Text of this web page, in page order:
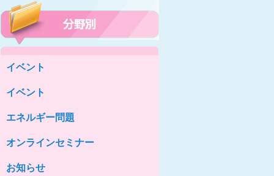
女性の家HELP ネットワークニュー
ス No.87
女性の家HELP ネットワークニュー
女性の家HELP ネットワークニュー
ス No.85
女性の家HELP ネットワークニュー
ス No.82
イベント
イベント
エネルギー問題
オンラインセミナー
お知らせ